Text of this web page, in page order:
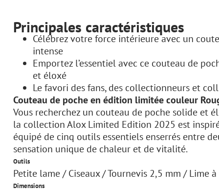
Principales caractéristiques
Célébrez votre force intérieure avec un
intense
Emportez l’essentiel avec ce couteau de
et éloxé
Le favori des fans, des collectionneurs et
Couteau de poche en édition limitée couleur
Vous recherchez un couteau de poche solide et
la collection Alox Limited Edition 2025 est
équipé de cinq outils essentiels enserrés entre
sensation unique de chaleur et de vitalité.
Outils
Petite lame / Ciseaux / Tournevis 2,5 mm / Lime
Dimensions